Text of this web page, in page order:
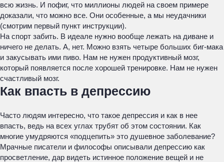
всю жизнь. И пофиг, что миллионы людей на своем примере
доказали, что можно все. Они особенные, а мы неудачники
(смотрим первый пункт инструкции).
На спорт забить. В идеале нужно вообще лежать на диване и
ничего не делать. А, нет. Можно взять четыре больших биг-мака
и закусывать ими пиво. Нам не нужен продуктивный мозг,
который появляется после хорошей тренировке. Нам не нужен
счастливый мозг.
Как впасть в депрессию
Часто людям интересно, что такое депрессия и как в нее
впасть, ведь на всех углах трубят об этом состоянии. Как
многие умудряются «подцепить» это душевное заболевание?
Мрачные писатели и философы описывали депрессию как
просветление, дар видеть истинное положение вещей и не